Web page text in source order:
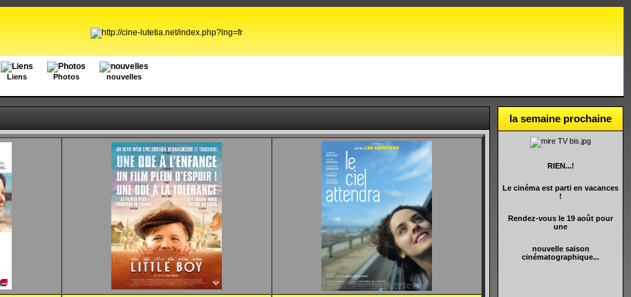
Liens Photos nouvelles
la semaine prochaine
RIEN...!
Le cinéma est parti en vacances
!
Rendez-vous le 19 août pour
une
nouvelle saison
cinématographique...